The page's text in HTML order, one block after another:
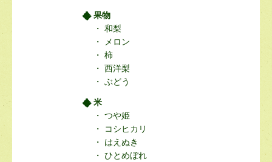
果物
和梨
メロン
柿
西洋梨
ぶどう
米
つや姫
コシヒカリ
はえぬき
ひとめぼれ